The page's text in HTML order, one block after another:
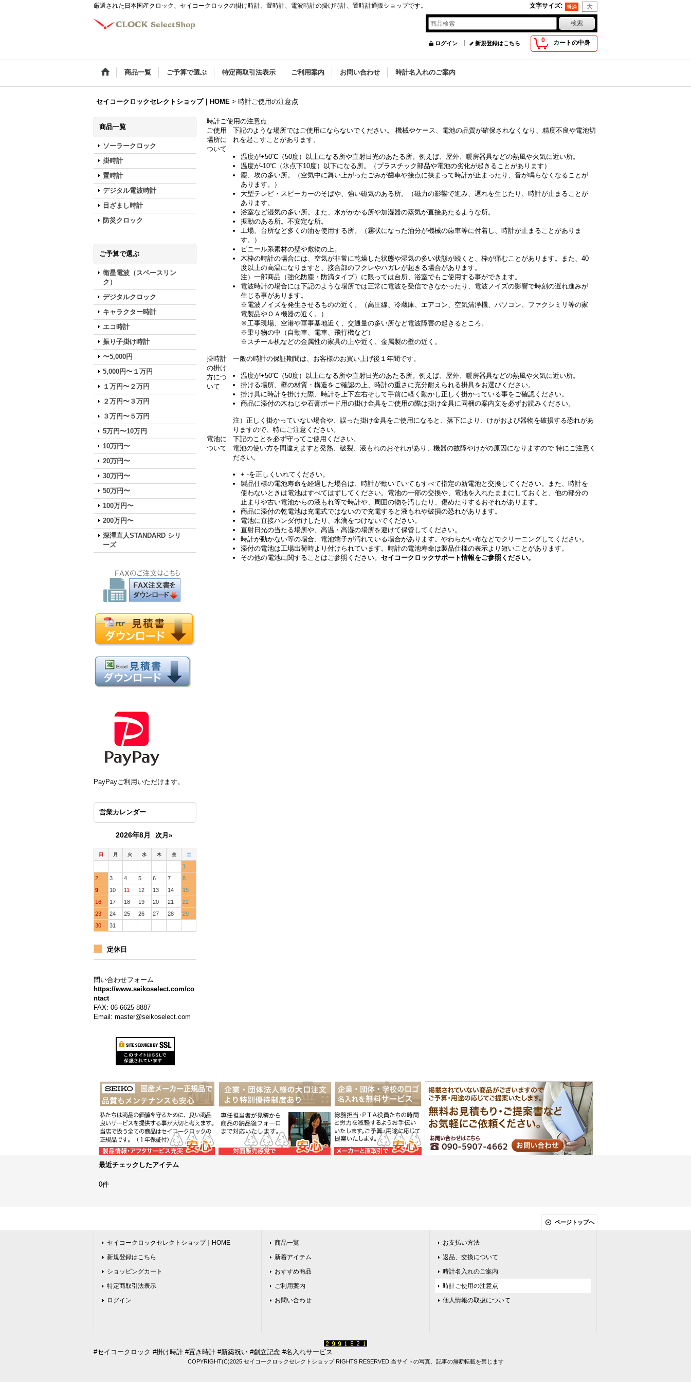
厳選された日本国産クロック、セイコークロックの掛け時計、置時計、電波時計の掛け時計、置時計通販ショップです。 文字サイズ:
0 カートの中身
ログイン 新規登録はこちら
商品一覧 ご予算で選ぶ 特定商取引法表示 ご利用案内 お問い合わせ 時計名入れのご案内
セイコークロックセレクトショップ｜HOME > 時計ご使用の注意点
商品一覧
ソーラークロック
掛時計
置時計
デジタル電波時計
目ざまし時計
防災クロック
ご予算で選ぶ
衛星電波（スペースリン
ク）
デジタルクロック
キャラクター時計
エコ時計
振り子掛け時計
〜5,000円
5,000円〜１万円
１万円〜２万円
２万円〜３万円
３万円〜５万円
5万円〜10万円
10万円〜
20万円〜
30万円〜
50万円〜
100万円〜
200万円〜
深澤直人STANDARD シリ
ーズ
PayPayご利用いただけます。
営業カレンダー
2026年8月 次月»
日 月 火 水 木 金 土
1
2
3 4 5 6 7
8
9
10 11 12 13 14
15
16
17 18 19 20 21
22
23
24 25 26 27 28
29
30
31
定休日
問い合わせフォーム
https://www.seikoselect.com/co
ntact
FAX: 06-6625-8887
Email: master@seikoselect.com
時計ご使用の注意点
ご使用
場所に
ついて
下記のような場所ではご使用にならないでください。 機械やケース、電池の品質が確保されなくなり、精度不良や電池切
れを起こすことがあります。
温度が+50℃（50度）以上になる所や直射日光のあたる所。例えば、屋外、暖房器具などの熱風や火気に近い所。
温度が-10℃（氷点下10度）以下になる所。（プラスチック部品や電池の劣化が起きることがあります）
塵、埃の多い所。（空気中に舞い上がったごみが歯車や接点に挟まって時計が止まったり、音が鳴らなくなることが
あります。）
大型テレビ・スピーカーのそばや、強い磁気のある所。（磁力の影響で進み、遅れを生じたり、時計が止まることが
あります。
浴室など湿気の多い所。また、水がかかる所や加湿器の蒸気が直接あたるような所。
振動のある所。不安定な所。
工場、台所など多くの油を使用する所。（霧状になった油分が機械の歯車等に付着し、時計が止まることがありま
す。）
ビニール系素材の壁や敷物の上。
木枠の時計の場合には、空気が非常に乾燥した状態や湿気の多い状態が続くと、枠が痛むことがあります。また、40
度以上の高温になりますと、接合部のフクレやハガレが起きる場合があります。
注）一部商品（強化防塵・防滴タイプ）に限っては台所、浴室でもご使用する事ができます。
電波時計の場合には下記のような場所では正常に電波を受信できなかったり、電波ノイズの影響で時刻の遅れ進みが
生じる事があります。
※電波ノイズを発生させるものの近く。（高圧線、冷蔵庫、エアコン、空気清浄機、パソコン、ファクシミリ等の家
電製品やＯＡ機器の近く。）
※工事現場、空港や軍事基地近く、交通量の多い所など電波障害の起きるところ。
※乗り物の中（自動車、電車、飛行機など）
※スチール机などの金属性の家具の上や近く、金属製の壁の近く。
掛時計
の掛け
方につ
いて
一般の時計の保証期間は、お客様のお買い上げ後１年間です。
温度が+50℃（50度）以上になる所や直射日光のあたる所。例えば、屋外、暖房器具などの熱風や火気に近い所。
掛ける場所、壁の材質・構造をご確認の上、時計の重さに充分耐えられる掛具をお選びください。
掛け具に時計を掛けた際、時計を上下左右そして手前に軽く動かし正しく掛かっている事をご確認ください。
商品に添付の木ねじや石膏ボード用の掛け金具をご使用の際は掛け金具に同梱の案内文を必ずお読みください。
注）正しく掛かっていない場合や、誤った掛け金具をご使用になると、落下により、けがおよび器物を破損する恐れがあ
りますので、特にご注意ください。
電池に
ついて
下記のことを必ず守ってご使用ください。
電池の使い方を間違えますと発熱、破裂、液もれのおそれがあり、機器の故障やけがの原因になりますので 特にご注意く
ださい。
+ -を正しくいれてください。
製品仕様の電池寿命を経過した場合は、時計が動いていてもすべて指定の新電池と交換してください。また、時計を
使わないときは電池はすべてはずしてください。電池の一部の交換や、電池を入れたままにしておくと、他の部分の
止まりや古い電池からの液もれ等で時計や、周囲の物を汚したり、傷めたりするおそれがあります。
商品に添付の乾電池は充電式ではないので充電すると液もれや破損の恐れがあります。
電池に直接ハンダ付けしたり、水滴をつけないでください。
直射日光の当たる場所や、高温・高湿の場所を避けて保管してください。
時計が動かない等の場合、電池端子が汚れている場合があります。やわらかい布などでクリーニングしてください。
添付の電池は工場出荷時より付けられています。時計の電池寿命は製品仕様の表示より短いことがあります。
その他の電池に関することはご参照ください。 セイコークロックサポート情報をご参照ください。
最近チェックしたアイテム
0件
ページトップへ
セイコークロックセレクトショップ｜HOME
新規登録はこちら
ショッピングカート
特定商取引法表示
ログイン
商品一覧
新着アイテム
おすすめ商品
ご利用案内
お問い合わせ
お支払い方法
返品、交換について
時計名入れのご案内
時計ご使用の注意点
個人情報の取扱について
#セイコークロック #掛け時計 #置き時計 #新築祝い #創立記念 #名入れサービス
COPYRIGHT(C)2025 セイコークロックセレクトショップ RIGHTS RESERVED.当サイトの写真、記事の無断転載を禁じます